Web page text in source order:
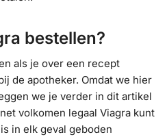
bestellen?
als je over een recept
de apotheker. Omdat we hier
we je verder in dit artikel
volkomen legaal Viagra kunt
in elk geval geboden